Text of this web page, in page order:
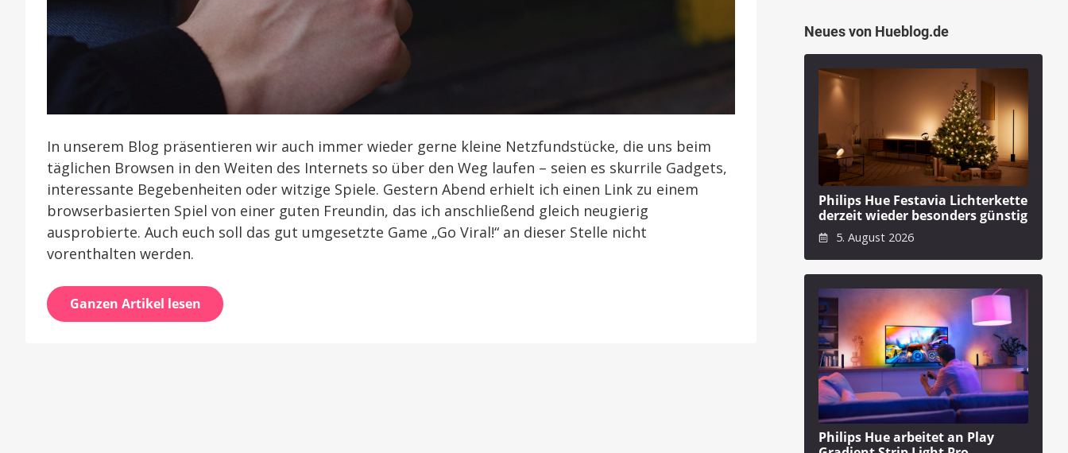
In unserem Blog präsentieren wir auch immer wieder gerne kleine Netzfundstücke, die uns beim
täglichen Browsen in den Weiten des Internets so über den Weg laufen – seien es skurrile Gadgets,
interessante Begebenheiten oder witzige Spiele. Gestern Abend erhielt ich einen Link zu einem
browserbasierten Spiel von einer guten Freundin, das ich anschließend gleich neugierig
ausprobierte. Auch euch soll das gut umgesetzte Game „Go Viral!“ an dieser Stelle nicht
vorenthalten werden.
Ganzen Artikel lesen
Neues von Hueblog.de
Philips Hue Festavia Lichterkette
derzeit wieder besonders günstig
5. August 2026
Philips Hue arbeitet an Play